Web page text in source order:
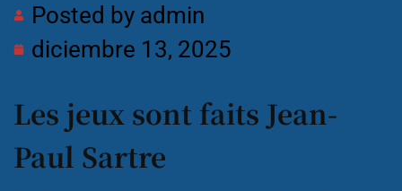
Posted by admin
diciembre 13, 2025
Les jeux sont faits Jean-
Paul Sartre